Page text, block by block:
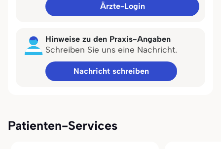
Ärzte-Login
Hinweise zu den Praxis-Angaben
Schreiben Sie uns eine Nachricht.
Nachricht schreiben
Patienten-Services